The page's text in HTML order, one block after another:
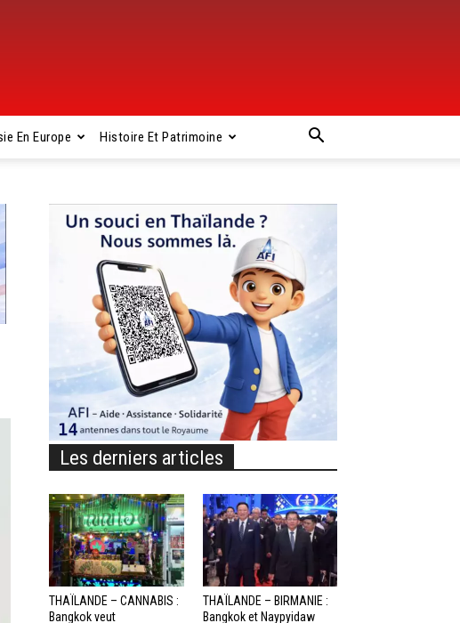
En Europe Histoire Et Patrimoine
Les derniers articles
THAÏLANDE – CANNABIS :
Bangkok veut
THAÏLANDE – BIRMANIE :
Bangkok et Naypyidaw